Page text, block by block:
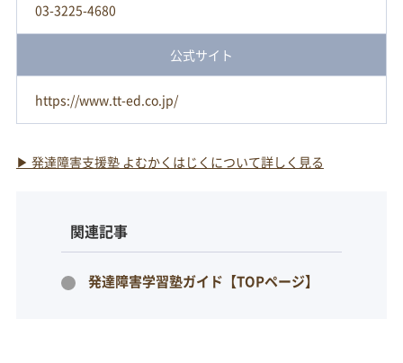
03-3225-4680
公式サイト
https://www.tt-ed.co.jp/
▶ 発達障害支援塾 よむかくはじくについて詳しく見る
関連記事
発達障害学習塾ガイド【TOPページ】